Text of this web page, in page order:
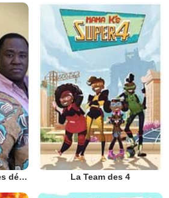
L'Agence N°1 des dames détectives La Team des 4